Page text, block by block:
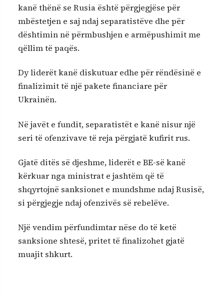
kanë thënë se Rusia është përgjegjëse për
mbëstetjen e saj ndaj separatistëve dhe për
dështimin në përmbushjen e armëpushimit me
qëllim të paqës.
Dy liderët kanë diskutuar edhe për rëndësinë e
finalizimit të një pakete financiare për
Ukrainën.
Në javët e fundit, separatistët e kanë nisur një
seri të ofenzivave të reja përgjatë kufirit rus.
Gjatë ditës së djeshme, liderët e BE-së kanë
kërkuar nga ministrat e jashtëm që të
shqyrtojnë sanksionet e mundshme ndaj Rusisë,
si përgjegje ndaj ofenzivës së rebelëve.
Një vendim përfundimtar nëse do të ketë
sanksione shtesë, pritet të finalizohet gjatë
muajit shkurt.